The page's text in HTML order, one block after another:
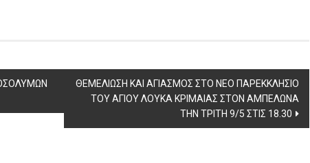
ΘΕΜΕΛΙΩΣΗ ΚΑΙ ΑΓΙΑΣΜΟΣ ΣΤΟ ΝΕΟ ΠΑΡΕΚΚΛΗΣΙΟ
ΤΟΥ ΑΓΙΟΥ ΛΟΥΚΑ ΚΡΙΜΑΙΑΣ ΣΤΟΝ ΑΜΠΕΛΩΝΑ
ΤΗΝ ΤΡΙΤΗ 9/5 ΣΤΙΣ 18.30